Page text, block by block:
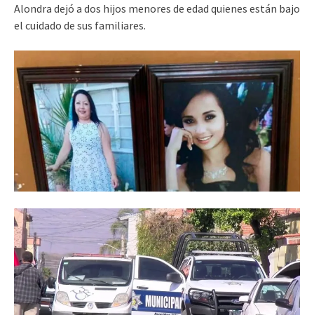
Alondra dejó a dos hijos menores de edad quienes están bajo
el cuidado de sus familiares.